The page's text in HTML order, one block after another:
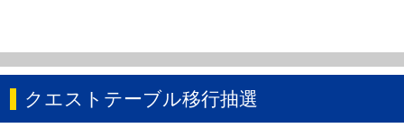
クエストテーブル移行抽選